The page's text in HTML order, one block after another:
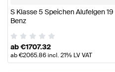
S Klasse 5 Speichen Alufelgen
Benz
ab€1707.32
ab€2065.86incl. 21% LV VAT